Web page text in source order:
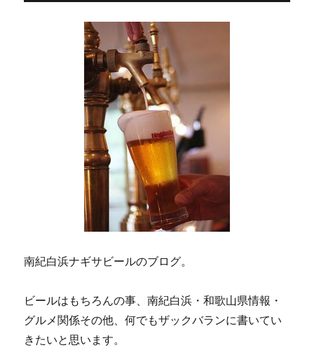
南紀白浜ナギサビールのブログ。
ビールはもちろんの事、南紀白浜・和歌山県情報・
グルメ関係その他、何でもザックバランに書いてい
きたいと思います。